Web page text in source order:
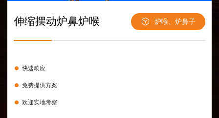
伸缩摆动炉鼻炉喉 炉喉、炉鼻子
快速响应
免费提供方案
欢迎实地考察